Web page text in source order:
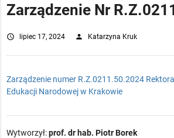
Zarządzenie Nr
access_time lipiec 17, 2024 person Katarzyna Kruk
Zarządzenie numer R.Z.0211.50.2024
Edukacji Narodowej w Krakowie
Wytworzył:prof. dr hab. Piotr Borek